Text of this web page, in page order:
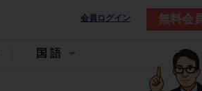
会員ログイン 無料会
国語